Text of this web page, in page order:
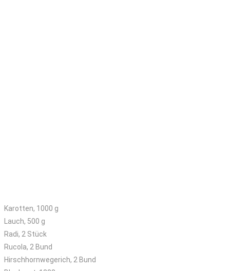
Karotten, 1000 g
Lauch, 500 g
Radi, 2 Stück
Rucola, 2 Bund
Hirschhornwegerich, 2 Bund